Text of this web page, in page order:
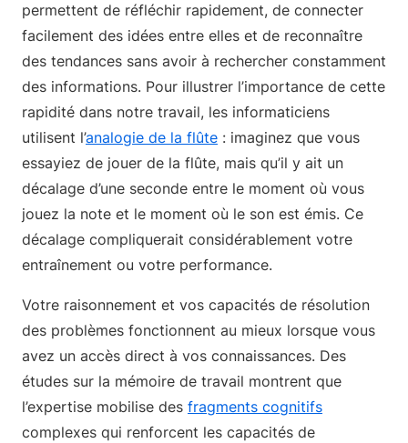
permettent de réfléchir rapidement, de connecter
facilement des idées entre elles et de reconnaître
des tendances sans avoir à rechercher constamment
des informations. Pour illustrer l’importance de cette
rapidité dans notre travail, les informaticiens
utilisent l’analogie de la flûte : imaginez que vous
essayiez de jouer de la flûte, mais qu’il y ait un
décalage d’une seconde entre le moment où vous
jouez la note et le moment où le son est émis. Ce
décalage compliquerait considérablement votre
entraînement ou votre performance.
Votre raisonnement et vos capacités de résolution
des problèmes fonctionnent au mieux lorsque vous
avez un accès direct à vos connaissances. Des
études sur la mémoire de travail montrent que
l’expertise mobilise des fragments cognitifs
complexes qui renforcent les capacités de